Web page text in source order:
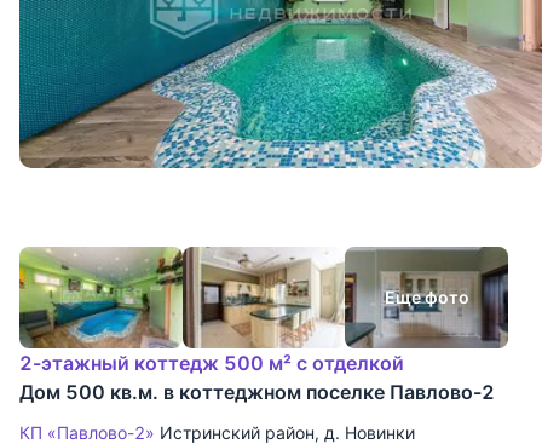
Еще фото
2-этажный коттедж 500 м² с отделкой
Дом 500 кв.м. в коттеджном поселке Павлово-2
КП «Павлово-2» Истринский район, д. Новинки